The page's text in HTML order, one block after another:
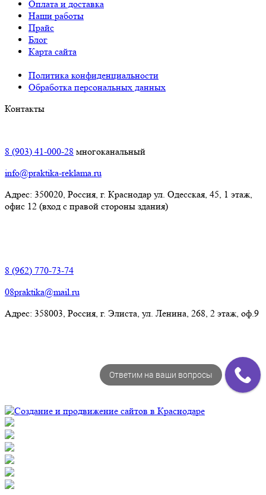
Оплата и доставка
Наши работы
Прайс
Блог
Карта сайта
Политика конфиденциальности
Обработка персональных данных
Контакты
8 (903) 41-000-28 многоканальный
info@praktika-reklama.ru
Адрес: 350020, Россия, г. Краснодар ул. Одесская, 45, 1 этаж,
офис 12 (вход с правой стороны здания)
8 (962) 770-73-74
08praktika@mail.ru
Адрес:​ 358003, Россия, г. Элиста, ул. Ленина, 268, 2 этаж, оф.9
© Рекламно-производственная компания "Практика" 2009-
2026 Все права защищены
Ответим на ваши вопросы